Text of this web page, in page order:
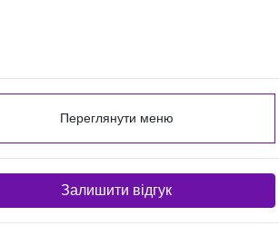
Переглянути меню
Залишити відгук